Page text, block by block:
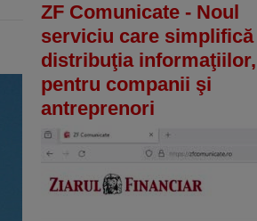
ZF Comunicate - Noul
serviciu care simplifică
distribuţia informaţiilor,
pentru companii şi
antreprenori